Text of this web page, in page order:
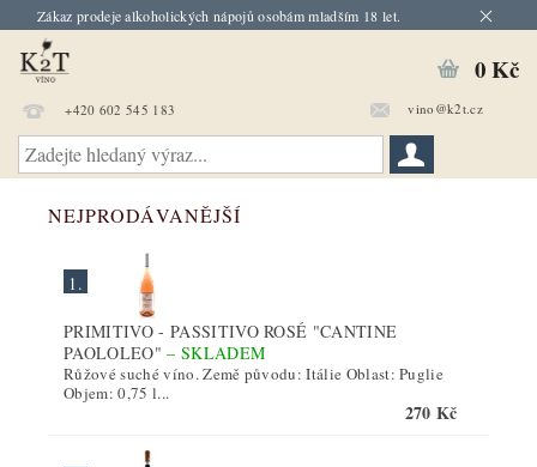
Zákaz prodeje alkoholických nápojů osobám mladším 18 let.
+420 602 545 183 vino@k2t.cz
0 Kč
NEJPRODÁVANĚJŠÍ
1.
PRIMITIVO - PASSITIVO ROSÉ "CANTINE
PAOLOLEO"– SKLADEM
Růžové suché víno. Země původu: Itálie Oblast: Puglie
Objem: 0,75 l...
270 Kč